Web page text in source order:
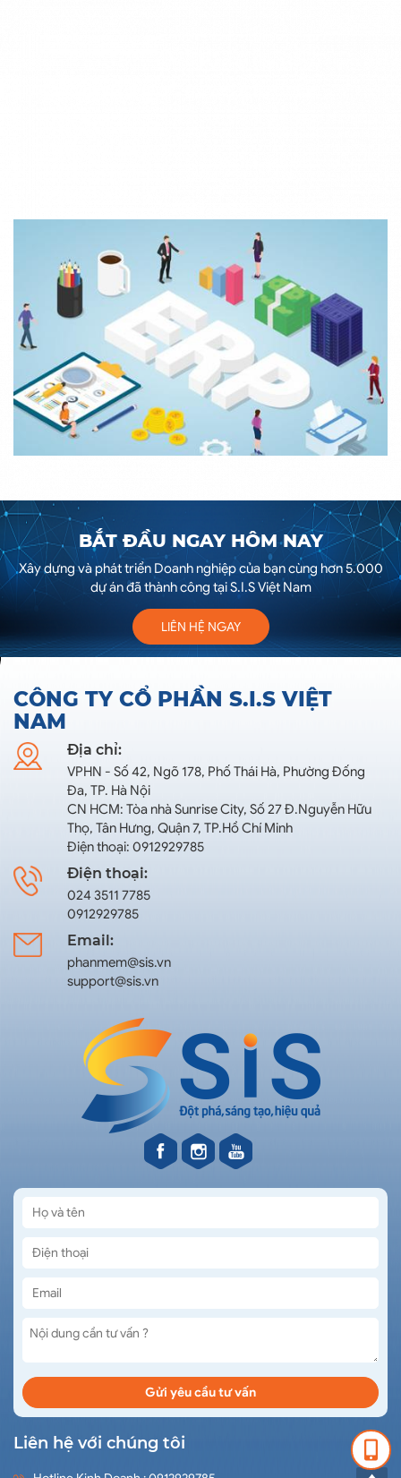
BẮT ĐẦU NGAY HÔM NAY
Xây dựng và phát triển Doanh nghiệp của bạn cùng hơn 5.000
dự án đã thành công tại S.I.S Việt Nam
LIÊN HỆ NGAY
CÔNG TY CỔ PHẦN S.I.S VIỆT
NAM
Địa chỉ:
VPHN - Số 42, Ngõ 178, Phố Thái Hà, Phường Đống
Đa, TP. Hà Nội
CN HCM: Tòa nhà Sunrise City, Số 27 Đ.Nguyễn Hữu
Thọ, Tân Hưng, Quận 7, TP.Hồ Chí Minh
Điện thoại: 0912929785
Điện thoại:
024 3511 7785
0912929785
Email:
phanmem@sis.vn
support@sis.vn
Liên hệ với chúng tôi